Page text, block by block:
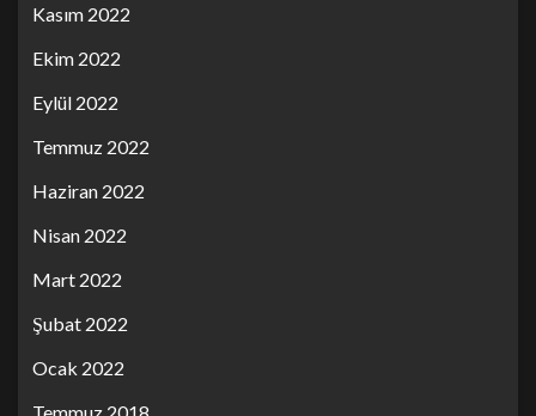
Kasım 2022
Ekim 2022
Eylül 2022
Temmuz 2022
Haziran 2022
Nisan 2022
Mart 2022
Şubat 2022
Ocak 2022
Temmuz 2018